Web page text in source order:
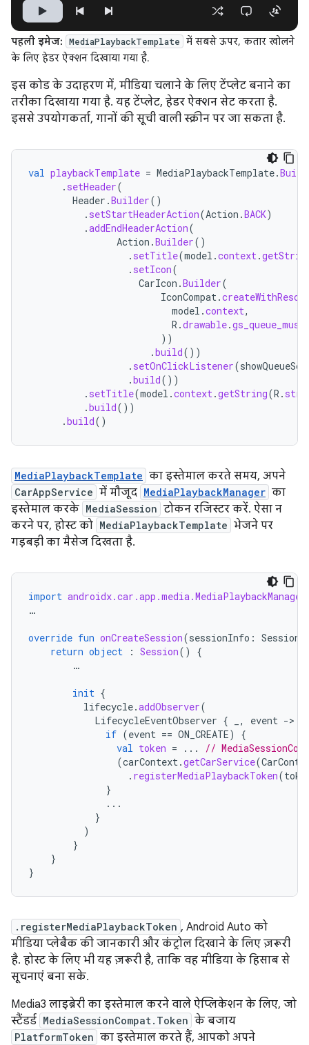
पहली इमेज: MediaPlaybackTemplate
में सबसे ऊपर, कतार खोलने
के लिए हेडर ऐक्शन दिखाया गया है.
इस कोड के उदाहरण में, मीडिया चलाने के लिए टेंप्लेट बनाने का
तरीका दिखाया गया है. यह टेंप्लेट, हेडर ऐक्शन सेट करता है.
इससे उपयोगकर्ता, गानों की सूची वाली स्क्रीन पर जा सकता है.
val playbackTemplate = MediaPlaybackTemplate.
. setHeader(
Header .Builder()
. setStartHeaderAction(Action .BACK)
.addEndHeaderAction(
Action .Builder()
. setTitle(model .context.
. setIcon(
CarIcon .Builder(
IconCompat.
model .context,
R .drawable.
))
.build())
. setOnClickListener(
.build())
. setTitle(model .context.getString(R .
.build())
.build()
MediaPlaybackTemplate का इस्तेमाल करते समय, अपने
CarAppService में मौजूद MediaPlaybackManager का
इस्तेमाल करके MediaSession टोकन रजिस्टर करें. ऐसा न
करने पर, होस्ट को MediaPlaybackTemplate भेजने पर
गड़बड़ी का मैसेज दिखता है.
import androidx.car.app.media.MediaPlaybackManager
…
override fun onCreateSession(sessionInfo :
return object : Session()
{
…
init {
lifecycle.addObserver(
LifecycleEventObserver { , event -
if (event == ON_CREATE)
{
val token = ...
//
(carContext.getCarService(
. registerMediaPlaybackToken(
}
...
}
)
}
}
}
.registerMediaPlaybackToken , Android Auto को
मीडिया प्लेबैक की जानकारी और कंट्रोल दिखाने के लिए ज़रूरी
है. होस्ट के लिए भी यह ज़रूरी है, ताकि वह मीडिया के हिसाब से
सूचनाएं बना सके.
Media3 लाइब्रेरी का इस्तेमाल करने वाले ऐप्लिकेशन के लिए, जो
स्टैंडर्ड MediaSessionCompat.Token के बजाय
PlatformToken का इस्तेमाल करते हैं, आपको अपने